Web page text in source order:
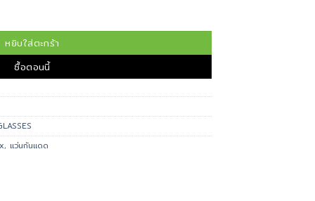
ชิ้น
หยิบใส่ตะกร้า
ซื้อตอนนี้
, แว่นกันแดด